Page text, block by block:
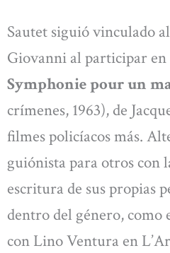
Sautet siguió vinculado
Giovanni al participar en
Symphonie pour un
crímenes, 1963), de
filmes policíacos más.
guiónista para otros con
escritura de sus propias
dentro del género, como
con Lino Ventura en